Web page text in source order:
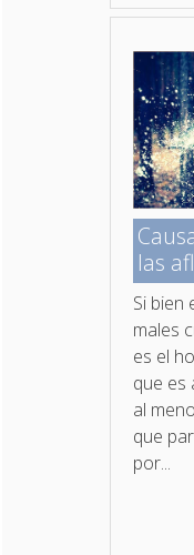
las
Si bien
males
es el
que es
al
que
por...